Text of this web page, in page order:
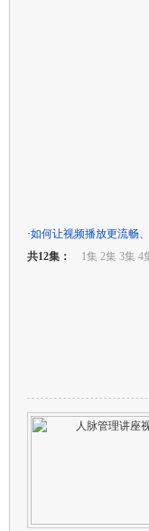
·如何让视频播放更流畅
共12集：
1集 2集 3集 4